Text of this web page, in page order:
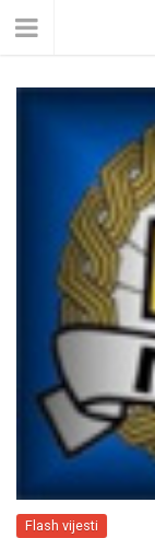
Flash vijesti